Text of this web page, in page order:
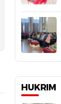
HUKRIM